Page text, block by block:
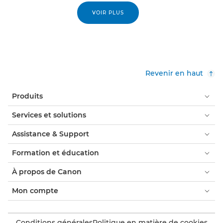
VOIR PLUS
Revenir en haut
Produits
Services et solutions
Assistance & Support
Formation et éducation
À propos de Canon
Mon compte